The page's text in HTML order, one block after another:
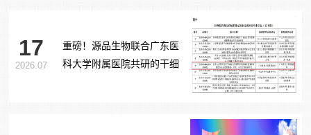
17
2026.07
重磅！源品生物联合广东医
科大学附属医院共研的干细